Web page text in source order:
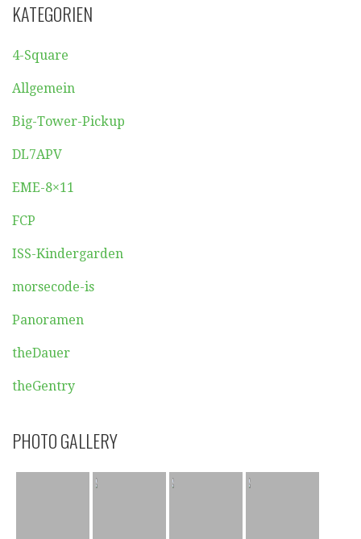
KATEGORIEN
4-Square
Allgemein
Big-Tower-Pickup
DL7APV
EME-8×11
FCP
ISS-Kindergarden
morsecode-is
Panoramen
theDauer
theGentry
PHOTO GALLERY